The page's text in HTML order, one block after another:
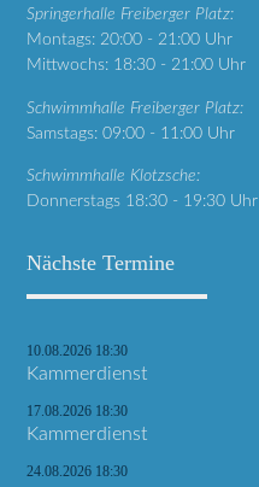
Springerhalle Freiberger Platz:
Montags: 20:00 - 21:00 Uhr
Mittwochs: 18:30 - 21:00 Uhr
Schwimmhalle Freiberger Platz:
Samstags: 09:00 - 11:00 Uhr
Schwimmhalle Klotzsche:
Donnerstags 18:30 - 19:30 Uhr
Nächste Termine
10.08.2026 18:30
Kammerdienst
17.08.2026 18:30
Kammerdienst
24.08.2026 18:30